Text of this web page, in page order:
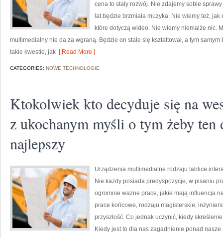
cena to stały rozwój. Nie zdajemy sobie
lat będzie brzmiała muzyka. Nie wiemy też,
które dotyczą wideo. Nie wiemy niemalże nic.
multimedialny nie da za wgraną. Będzie on stale się kształtował, a tym
takie kwestie, jak [ Read More ]
CATEGORIES: NOWE TECHNOLOGIE
Ktokolwiek kto decyduje się na
z ukochanym myśli o tym żeby ten
najlepszy
Urządzenia multimedialne rodzaju tablice
Nie każdy posiada predyspozycje, w pisaniu
ogromnie ważne prace, jakie mają influencja
prace końcowe, rodzaju magisterskie,
przyszłość. Co jednak uczynić, kiedy
Kiedy jest to dla nas zagadnienie ponad nasze